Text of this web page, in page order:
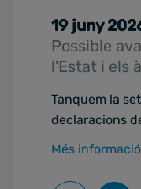
19 juny
Possible
l'Estat i els
Tanquem la
declaracions
Zapatero.
Més informació